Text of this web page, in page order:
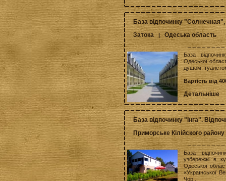
База відпочинку "Солнечная",
Затока |Одеська область
База
Одеської
душом,
Вартість від
Детальніше
База відпочинку "Інга".
Приморське Кілійского району
База
узбережжі в
Одеської
«Української
Чор...